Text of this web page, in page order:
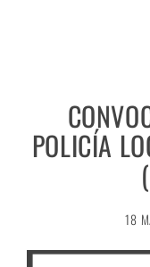
POLICÍA
18